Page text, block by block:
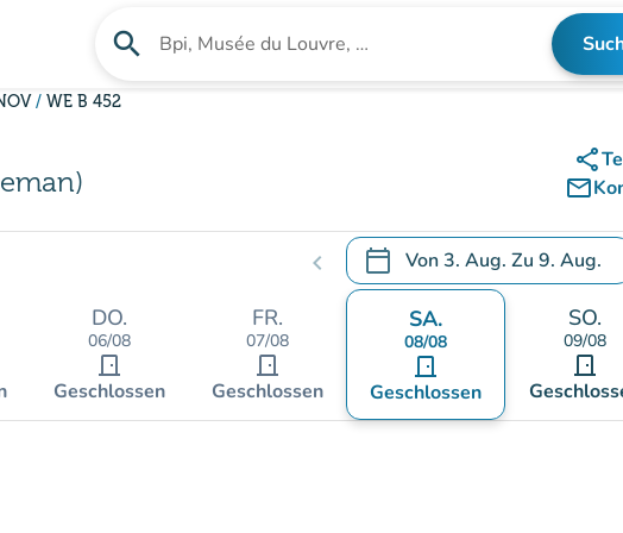
search Suche nach einer Einrichtung
WE B 452
share
mail_outline
chevron_left calendar_today Von3. Aug. Zu 9. Aug.
.Öffnen Sie den Kalender, um
DO.
06/08
door_front
Geschlossen
FR.
07/08
door_front
Geschlossen
SA.
08/08
door_front
Geschlossen
SO.
09/08
door_front